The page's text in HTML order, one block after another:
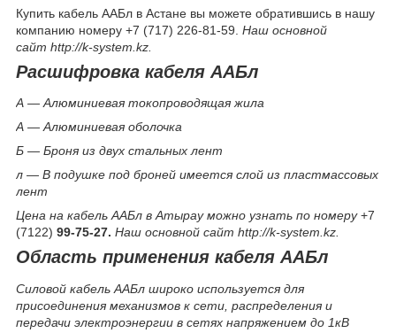
Купить кабель ААБл в Астане вы можете обратившись в нашу
компанию номеру +7 (717) 226-81-59. Наш основной
сайт http://k-system.kz.
Расшифровка кабеля ААБл
А — Алюминиевая токопроводящая жила
А — Алюминиевая оболочка
Б — Броня из двух стальных лент
л — В подушке под броней имеется слой из пластмассовых
лент
Цена на кабель ААБл в Атырау можно узнать по номеру+7
(7122) 99-75-27. Наш основной сайт http://k-system.kz.
Область применения кабеля ААБл
Силовой кабель ААБл широко используется для
присоединения механизмов к сети, распределения и
передачи электроэнергии в сетях напряжением до 1кВ